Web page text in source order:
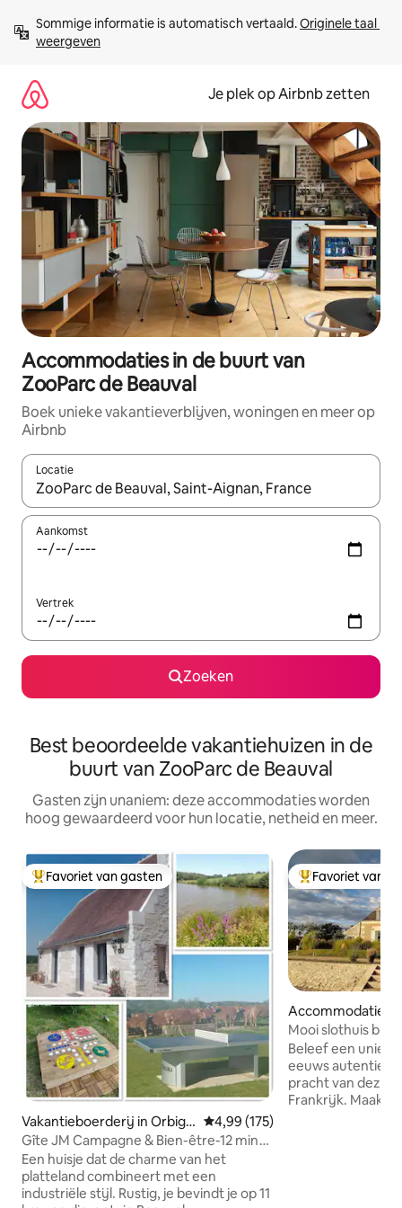
direct
naar
Sommige informatie is automatisch vertaald. Originele taal
weergeven
Je plek op Airbnb zetten
Accommodaties in de buurt van
ZooParc de Beauval
Boek unieke vakantieverblijven, woningen en meer op
Airbnb
Locatie
Wanneer er resultaten beschikbaar zijn, maak je een keuze
Aankomst
Vertrek
Zoeken
Best beoordeelde vakantiehuizen in de
buurt van ZooParc de Beauval
Gasten zijn unaniem: deze accommodaties worden
hoog gewaardeerd voor hun locatie, netheid en meer.
Topfavoriet van gasten
Favoriet van gasten
Vakantieboerderij in Orbign
y
Gemiddelde beoordeling van
4,99 (175)
Gîte JM Campagne & Bien-être-12 min
van Zoo Beauval
Een huisje dat de charme van het
platteland combineert met een
industriële stijl. Rustig, je bevindt je op 11
Topfavoriet van
Favoriet van
Accommodatie in
Mooi slothuis bij
Loire-vallei
Beleef een
eeuws autentiek
pracht van deze
Frankrijk. Maak